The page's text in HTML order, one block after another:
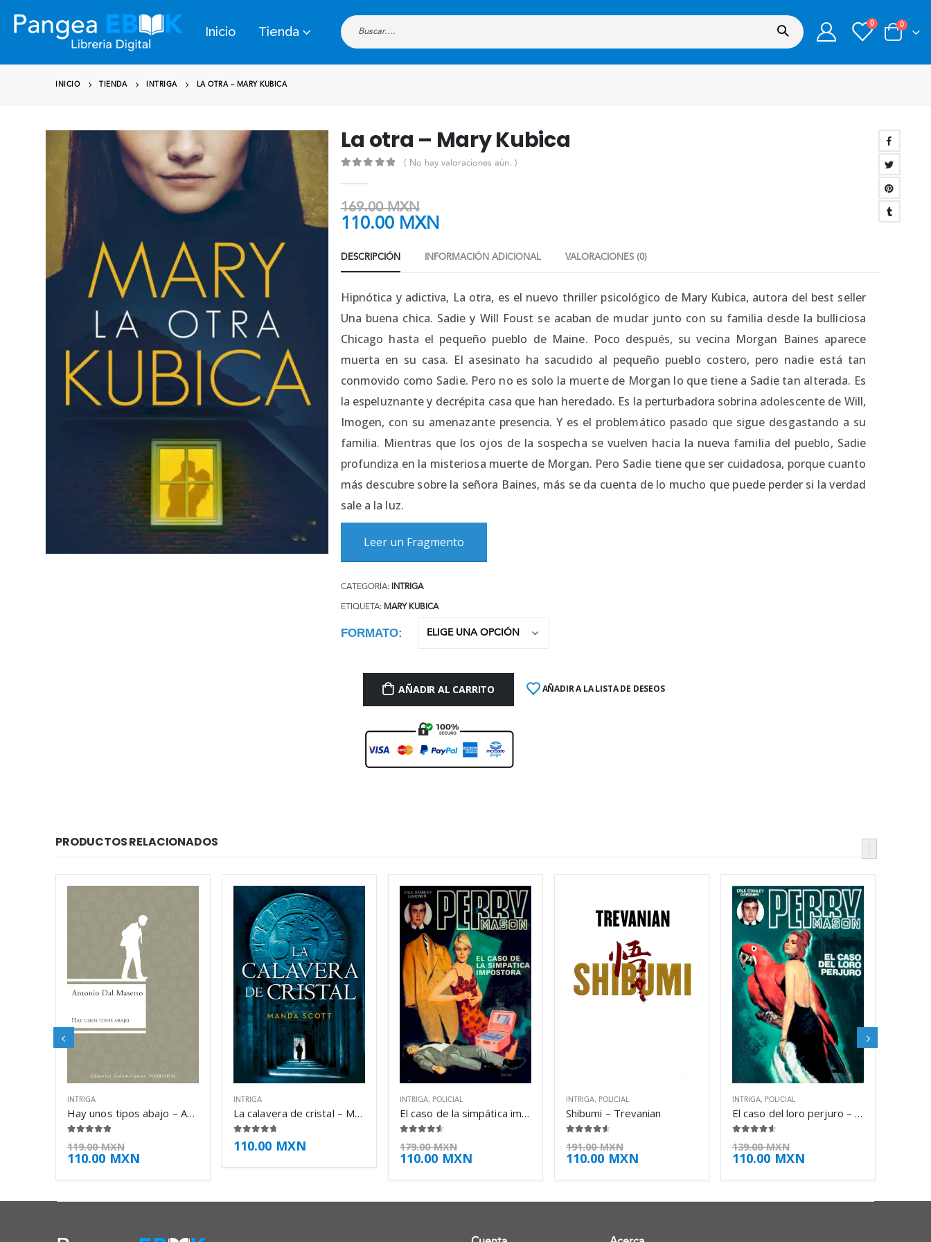
Inicio Tienda
0 0
INICIO TIENDA INTRIGA LA OTRA – MARY KUBICA
La otra – Mary Kubica
( No hay valoraciones aún. )
169.00MXN
110.00 MXN
DESCRIPCIÓN INFORMACIÓN ADICIONAL VALORACIONES (0)
Hipnótica y adictiva, La otra, es el nuevo thriller psicológico de Mary Kubica, autora del best seller
Una buena chica. Sadie y Will Foust se acaban de mudar junto con su familia desde la bulliciosa
Chicago hasta el pequeño pueblo de Maine. Poco después, su vecina Morgan Baines aparece
muerta en su casa. El asesinato ha sacudido al pequeño pueblo costero, pero nadie está tan
conmovido como Sadie. Pero no es solo la muerte de Morgan lo que tiene a Sadie tan alterada. Es
la espeluznante y decrépita casa que han heredado. Es la perturbadora sobrina adolescente de Will,
Imogen, con su amenazante presencia. Y es el problemático pasado que sigue desgastando a su
familia. Mientras que los ojos de la sospecha se vuelven hacia la nueva familia del pueblo, Sadie
profundiza en la misteriosa muerte de Morgan. Pero Sadie tiene que ser cuidadosa, porque cuanto
más descubre sobre la señora Baines, más se da cuenta de lo mucho que puede perder si la verdad
sale a la luz.
Leer un Fragmento
CATEGORÍA: INTRIGA
ETIQUETA: MARY KUBICA
FORMATO
AÑADIR AL CARRITO AÑADIR A LA LISTA DE DESEOS
PRODUCTOS RELACIONADOS
INTRIGA
Hay unos tipos abajo – Antonio Dal Masetto
119.00MXN
110.00 MXN
INTRIGA
La calavera de cristal – Manda Scott
4.63de 5
110.00 MXN
INTRIGA POLICIAL
El caso de la simpática impostora – Erle Stanley Gardner
179.00MXN
110.00 MXN
INTRIGA POLICIAL
Shibumi – Trevanian
191.00MXN
110.00 MXN
INTRIGA POLICIAL
El caso del loro perjuro – Erle Stanley Gardner
139.00MXN
110.00 MXN